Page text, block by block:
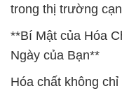
trong thị trường
**Bí Mật của Hóa
Ngày của Bạn**
Hóa chất không